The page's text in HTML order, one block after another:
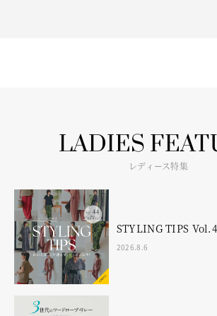
LADIES
レディース特集
STYLING TIPS
2026.8.6